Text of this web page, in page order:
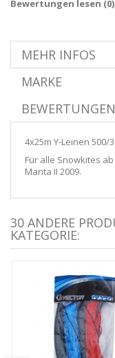
Bewertungen lesen (0)
MEHR INFOS
MARKE
BEWERTUNGEN
4x25m Y-Leinen 500/
Für alle Snowkites ab
Manta II 2009.
30 ANDERE
KATEGORIE: